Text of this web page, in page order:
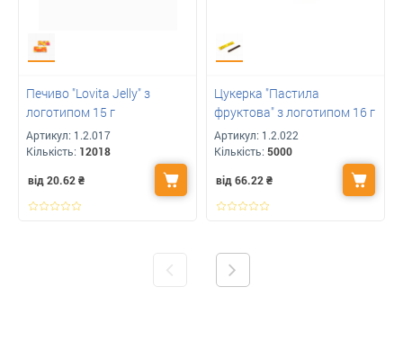
Печиво "Lovita Jelly" з
логотипом 15 г
Артикул: 1.2.017
Кількість: 12018
від 20.62₴
Цукерка "Пастила
фруктова" з логотипом 16 г
Артикул: 1.2.022
Кількість: 5000
від 66.22₴